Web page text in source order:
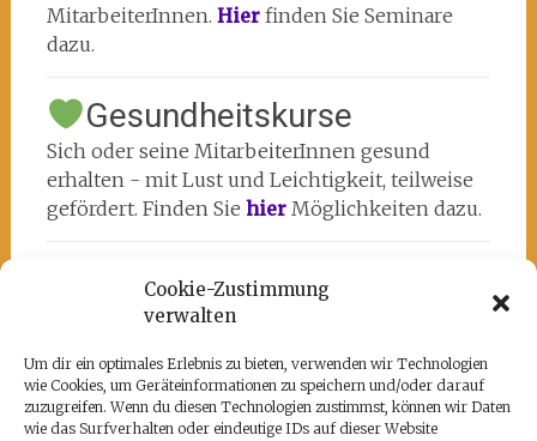
Cookie-Zustimmung
verwalten
Um dir ein optimales Erlebnis zu bieten, verwenden wir Technologien
wie Cookies, um Geräteinformationen zu speichern und/oder darauf
zuzugreifen. Wenn du diesen Technologien zustimmst, können wir Daten
wie das Surfverhalten oder eindeutige IDs auf dieser Website
MitarbeiterInnen. Hier finden Sie Seminare
dazu.
Gesundheitskurse
Sich oder seine MitarbeiterInnen gesund
erhalten - mit Lust und Leichtigkeit, teilweise
gefördert. Finden Sie hier Möglichkeiten dazu.
Unsere Partner
Hier befindet sich das kulturell-kreative und